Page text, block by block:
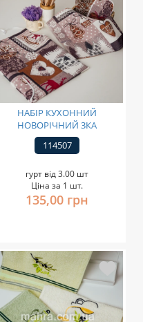
НАБІР КУХОННИЙ
НОВОРІЧНИЙ 3КА
114507
гурт від 3.00 шт
Ціна за 1 шт.
135,00 грн